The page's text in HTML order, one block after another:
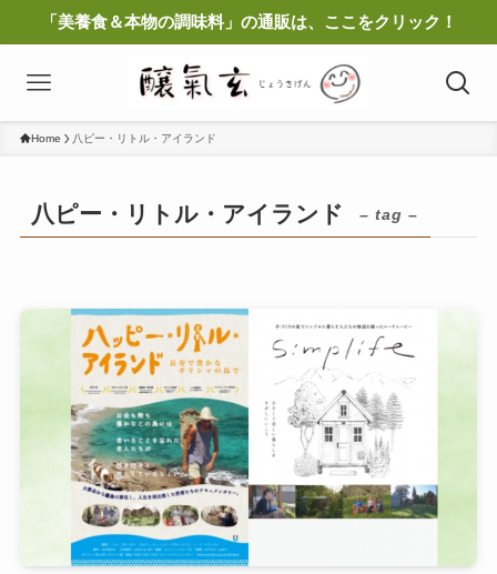
「美養食＆本物の調味料」の通販は、ここをクリック！
Home 八ピー・リトル・アイランド
八ピー・リトル・アイランド – tag –